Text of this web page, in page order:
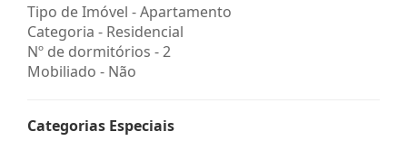
Tipo de Imóvel - Apartamento
Categoria - Residencial
Nº de dormitórios - 2
Mobiliado - Não
Categorias Especiais